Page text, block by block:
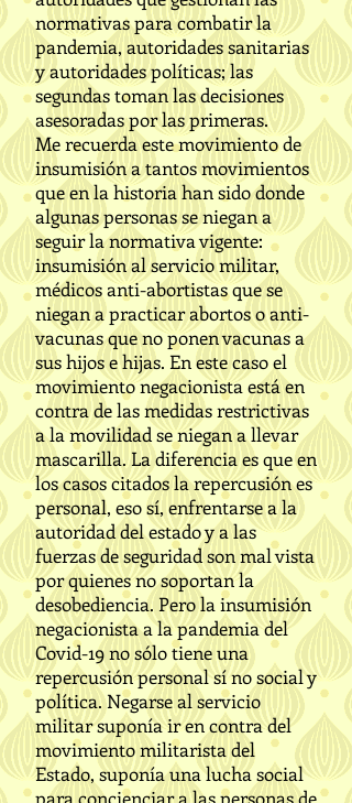
normativas para combatir la
pandemia, autoridades sanitarias
y autoridades políticas; las
segundas toman las decisiones
asesoradas por las primeras.
Me recuerda este movimiento de
insumisión a tantos movimientos
que en la historia han sido donde
algunas personas se niegan a
seguir la normativa vigente:
insumisión al servicio militar,
médicos anti-abortistas que se
niegan a practicar abortos o anti-
vacunas que no ponen vacunas a
sus hijos e hijas. En este caso el
movimiento negacionista está en
contra de las medidas restrictivas
a la movilidad se niegan a llevar
mascarilla. La diferencia es que en
los casos citados la repercusión es
personal, eso sí, enfrentarse a la
autoridad del estado y a las
fuerzas de seguridad son mal vista
por quienes no soportan la
desobediencia. Pero la insumisión
negacionista a la pandemia del
Covid-19 no sólo tiene una
repercusión personal sí no social y
política. Negarse al servicio
militar suponía ir en contra del
movimiento militarista del
Estado, suponía una lucha social
para concienciar a las personas de